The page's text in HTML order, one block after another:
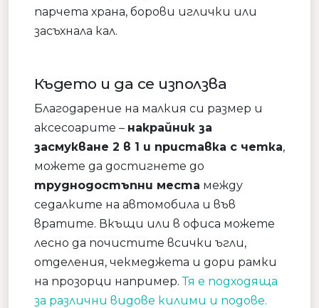
парчета храна, борови иглички или
засъхнала кал.
Където и да се използва
Благодарение на малкия си размер и
аксесоарите – накрайник за
засмукване 2 в 1 и приставка с четка,
можете да достигнете до
труднодостъпни места между
седалките на автомобила и във
вратите. Вкъщи или в офиса можете
лесно да почистите всички ъгли,
отделения, чекмеджета и дори рамки
на прозорци например.Тя е подходяща
за различни видове килими и подове.